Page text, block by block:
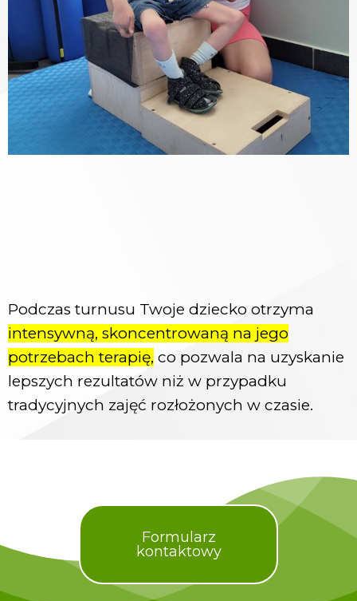
Podczas turnusu Twoje dziecko otrzyma
intensywną, skoncentrowaną na jego
potrzebach terapię, co pozwala na uzyskanie
lepszych rezultatów niż w przypadku
tradycyjnych zajęć rozłożonych w czasie.
Formularz
kontaktowy